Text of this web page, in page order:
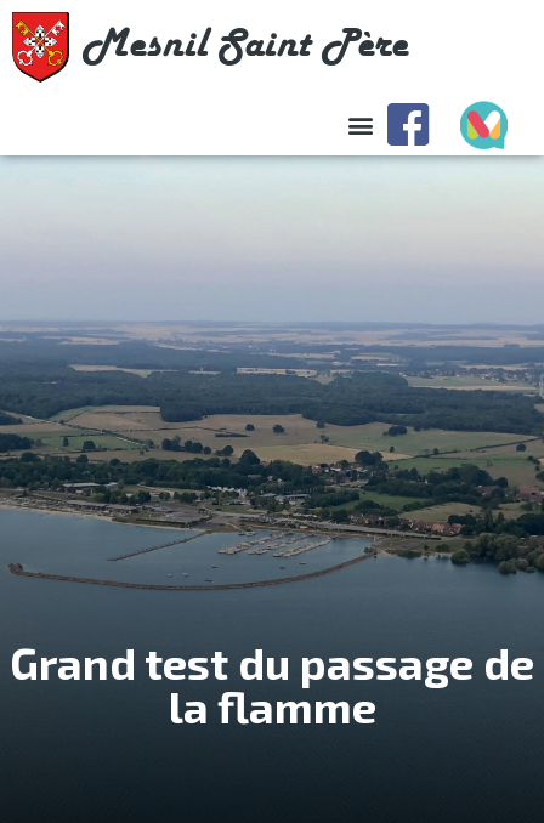
Mesnil Saint Père
Grand test du passage de
la flamme